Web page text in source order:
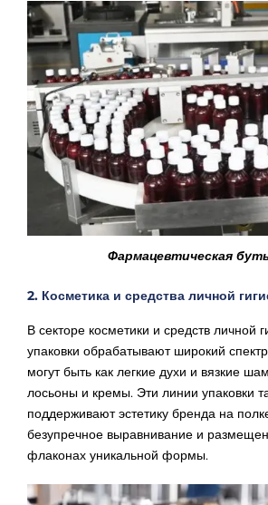
Фармацевтическая
2. Косметика и средства личной
В секторе косметики и средств личной
упаковки обрабатывают широкий
могут быть как легкие духи и вязкие
лосьоны и кремы. Эти линии упаковки
поддерживают эстетику бренда на
безупречное выравнивание и
флаконах уникальной формы.